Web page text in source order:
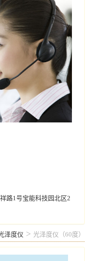
路1号宝能科技园北区2
泽度仪 > 光泽度仪（60度）